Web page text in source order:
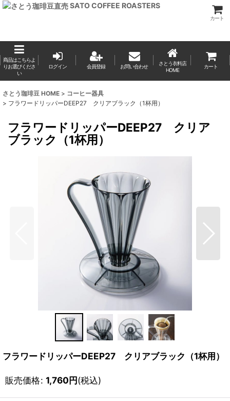
SATO COFFEE ROASTERS
カート
商品はこちらよ
りお選びくださ
い
ログイン 会員登録 お問い合わせ
さとう衣料店
HOME
カート
さとう珈琲豆 HOME > コーヒー器具
> フラワードリッパーDEEP27 クリアブラック（1杯用）
フラワードリッパーDEEP27 クリア
ブラック（1杯用）
フラワードリッパーDEEP27 クリアブラック（1杯用）
販売価格: 1,760円(税込)